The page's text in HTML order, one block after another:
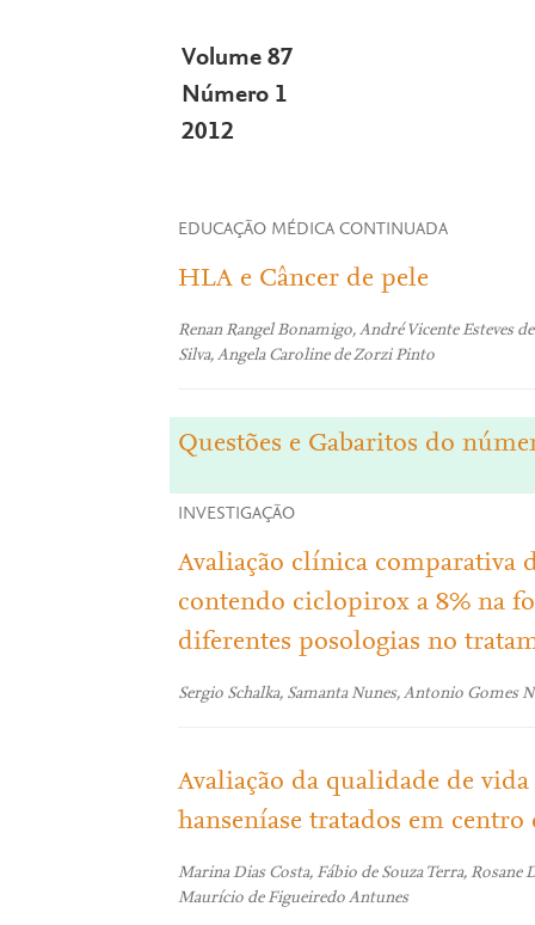
Volume 87
Número 1
2012
EDUCAÇÃO MÉDICA CONTINUADA
HLA e Câncer de pele
Renan Rangel Bonamigo, André Vicente Esteves
Silva, Angela Caroline de Zorzi Pinto
Questões e Gabaritos do
INVESTIGAÇÃO
Avaliação clínica comparativa
contendo ciclopirox a 8% na
diferentes posologias no
Sergio Schalka, Samanta Nunes, Antonio Gomes
Avaliação da qualidade de
hanseníase tratados em centro
Marina Dias Costa, Fábio de Souza Terra,
Maurício de Figueiredo Antunes